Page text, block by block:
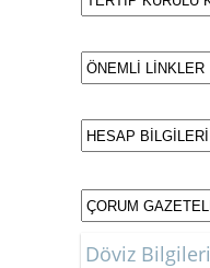
Döviz Bilgileri